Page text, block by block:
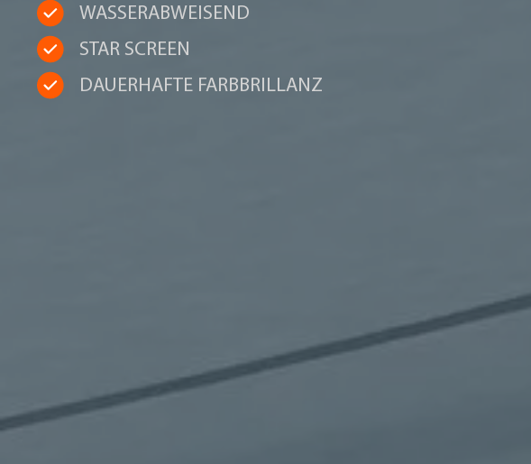
WASSERABWEISEND
STAR SCREEN
DAUERHAFTE FARBBRILLANZ